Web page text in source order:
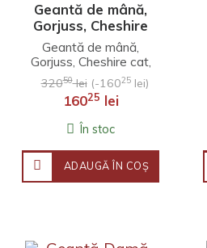
Geantă de mână,
Gorjuss, Cheshire
cat, 30 x 28.5 x
11.5 cm
Geantă de mână,
Gorjuss, Cheshire cat,
30 x 28.5 x 11.5 cm..
32050lei (-16025lei)
16025 lei
În stoc
ADAUGĂ ÎN COŞ